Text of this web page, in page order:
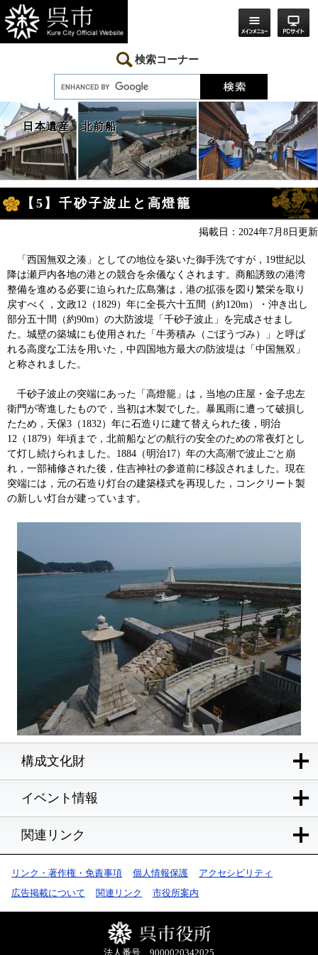
ー
ジ
の
ニ
ュ
ー
て
本
文
へ
検索コーナー
日本遺産 北前船
文
【5】千砂子波止と高燈籠
掲載日：2024年7月8日更新
「西国無双之湊」としての地位を築いた御手洗ですが，19世紀以
降は瀬戸内各地の港との競合を余儀なくされます。商船誘致の港湾
整備を進める必要に迫られた広島藩は，港の拡張を図り繁栄を取り
戻すべく，文政12（1829）年に全長六十五間（約120m）・沖き出し
部分五十間（約90m）の大防波堤「千砂子波止」を完成させまし
た。城壁の築城にも使用された「牛蒡積み（ごぼうづみ）」と呼ば
れる高度な工法を用いた，中四国地方最大の防波堤は「中国無双」
と称されました。
千砂子波止の突端にあった「高燈籠」は，当地の庄屋・金子忠左
衛門が寄進したもので，当初は木製でした。暴風雨に遭って破損し
たため，天保3（1832）年に石造りに建て替えられた後，明治
12（1879）年頃まで，北前船などの航行の安全のための常夜灯とし
て灯し続けられました。1884（明治17）年の大高潮で波止ごと崩
れ，一部補修された後，住吉神社の参道前に移設されました。現在
突端には，元の石造り灯台の建築様式を再現した，コンクリート製
の新しい灯台が建っています。
構成文化財
イベント情報
関連リンク
リンク・著作権・免責事項 個人情報保護
アクセシビリティ
広告掲載について
関連リンク 市役所案内
法人番号 9000020342025